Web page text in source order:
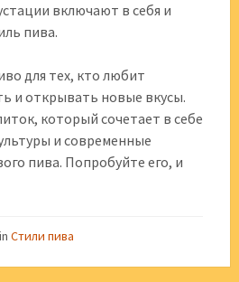
включают в себя и
пива.
для тех, кто любит
и открывать новые вкусы.
который сочетает в себе
и современные
пива. Попробуйте его, и
in Стили пива